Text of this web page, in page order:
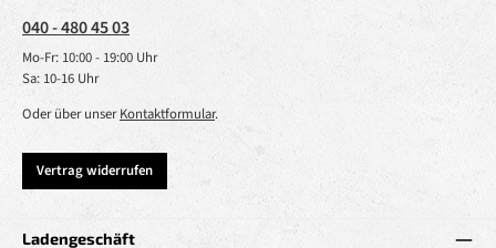
040 - 480 45 03
Mo-Fr: 10:00 - 19:00 Uhr
Sa: 10-16 Uhr
Oder über unserKontaktformular.
Vertrag widerrufen
Ladengeschäft